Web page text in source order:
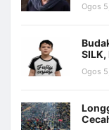
Ogos
Ogos